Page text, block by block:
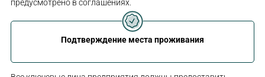
предусмотрено в соглашениях.
Подтверждение места проживания